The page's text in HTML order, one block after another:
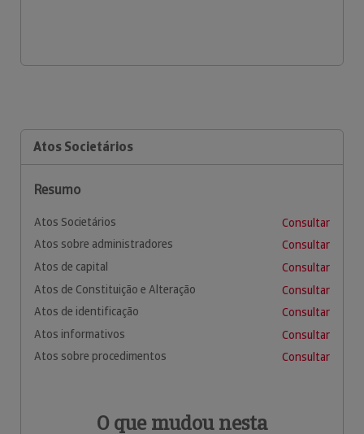
Atos Societários
Resumo
Atos Societários
Consultar
Atos sobre administradores
Consultar
Atos de capital
Consultar
Atos de Constituição e Alteração
Consultar
Atos de identificação
Consultar
Atos informativos
Consultar
Atos sobre procedimentos
Consultar
O que mudou nesta